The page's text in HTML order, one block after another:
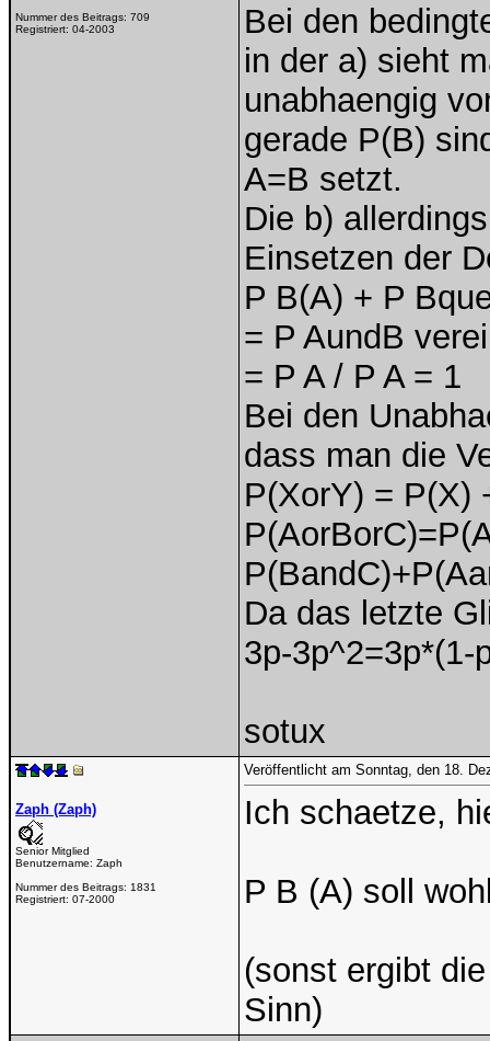
Nummer des Beitrags: 709
Registriert: 04-2003
Bei den
in der a) sieht
unabhaengig
gerade P(B)
A=B setzt.
Die b)
Einsetzen der
P B(A) + P
= P AundB
= P A / P A = 1
Bei den
dass man die
P(XorY) = P(X)
Da das letzte
3p-3p^2=3p*(1-
sotux
Zaph (Zaph)
Senior Mitglied
Benutzername: Zaph
Nummer des Beitrags: 1831
Registriert: 07-2000
Veröffentlicht am Sonntag, den 18.
Ich schaetze,
P B (A) soll
(sonst ergibt
Sinn)